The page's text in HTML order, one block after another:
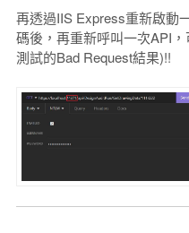
再透過IIS Express重新啟動
碼後，再重新呼叫一次API
測試的Bad Request結果)!!